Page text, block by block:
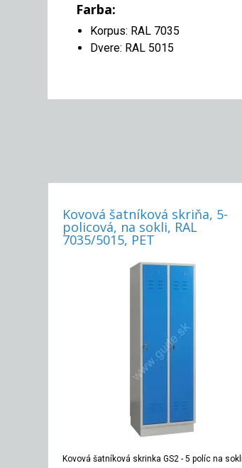
Farba:
Korpus: RAL 7035
Dvere: RAL 5015
Kovová šatníková skriňa, 5-
policová, na sokli, RAL
7035/5015, PET
Kovová šatníková skrinka GS2 - 5 políc na sokli